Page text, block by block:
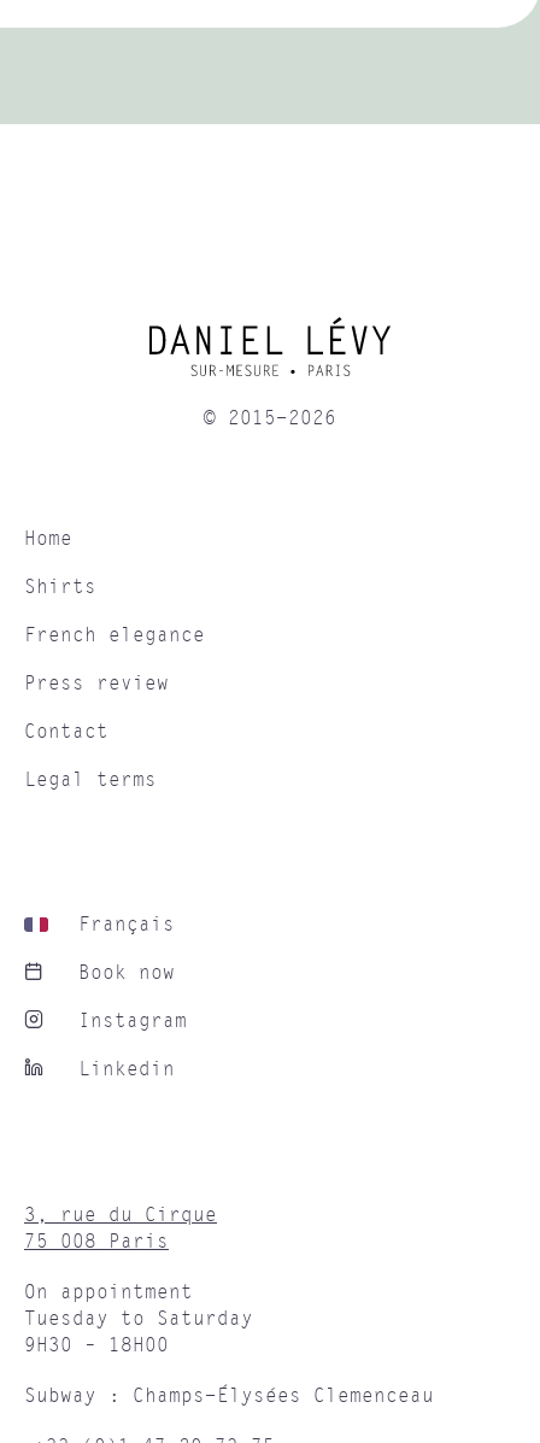
© 2015-2026
Home
Shirts
French elegance
Press review
Contact
Legal terms
Français
Book now
Instagram
Linkedin
3, rue du Cirque
75 008 Paris
On appointment
Tuesday to Saturday
9H30 – 18H00
Subway : Champs-Élysées Clemenceau